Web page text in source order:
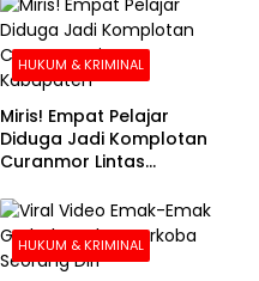
HUKUM & KRIMINAL
Miris! Empat Pelajar
Diduga Jadi Komplotan
Curanmor Lintas
HUKUM & KRIMINAL